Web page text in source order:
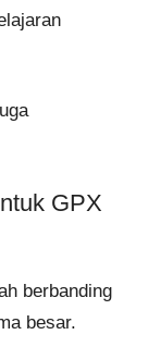
GPX
berbanding
besar.